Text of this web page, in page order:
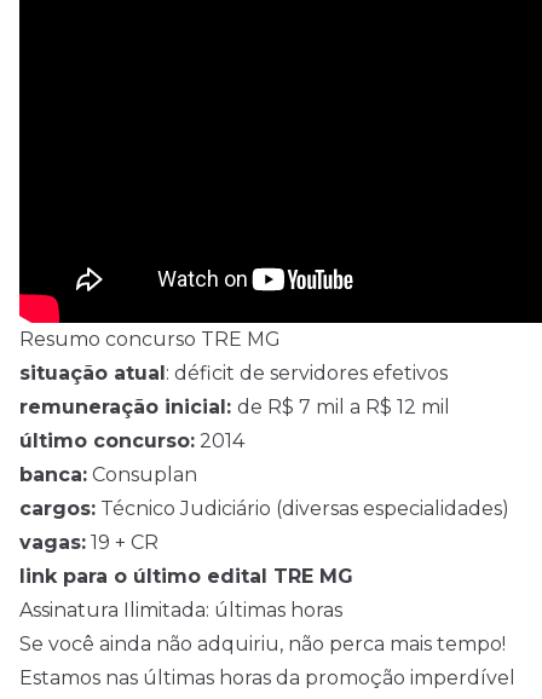
Resumo concurso TRE MG
situação atual: déficit de servidores efetivos
remuneração inicial: de R$ 7 mil a R$ 12 mil
último concurso: 2014
banca: Consuplan
cargos: Técnico Judiciário (diversas especialidades)
vagas: 19 + CR
link para o último edital TRE MG
Assinatura Ilimitada: últimas horas
Se você ainda não adquiriu, não perca mais tempo!
Estamos nas últimas horas da promoção imperdível